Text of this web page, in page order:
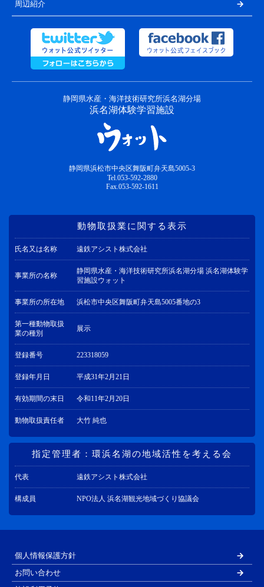
周辺紹介
静岡県水産・海洋技術研究所浜名湖分場
浜名湖体験学習施設
静岡県浜松市中央区舞阪町弁天島5005-3
Tel.053-592-2880
Fax.053-592-1611
動物取扱業に関する表示
氏名又は名称 遠鉄アシスト株式会社
事業所の名称
静岡県水産・海洋技術研究所浜名湖分場 浜名湖体験学
習施設ウォット
事業所の所在地 浜松市中央区舞阪町弁天島5005番地の3
第一種動物取扱
業の種別
展示
登録番号 223318059
登録年月日 平成31年2月21日
有効期間の末日 令和11年2月20日
動物取扱責任者 大竹 純也
指定管理者：環浜名湖の地域活性を考える会
代表 遠鉄アシスト株式会社
構成員 NPO法人 浜名湖観光地域づくり協議会
個人情報保護方針
お問い合わせ